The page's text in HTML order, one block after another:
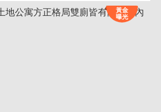
黃金
曝光